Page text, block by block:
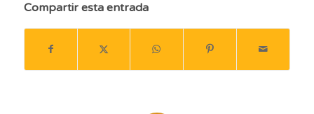
Compartir esta entrada